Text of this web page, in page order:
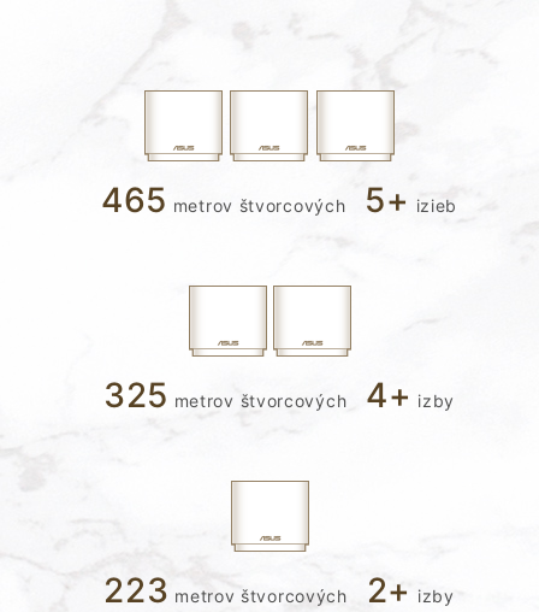
465 metrov štvorcových 5+ izieb
325 metrov štvorcových 4+ izby
223 metrov štvorcových 2+ izby